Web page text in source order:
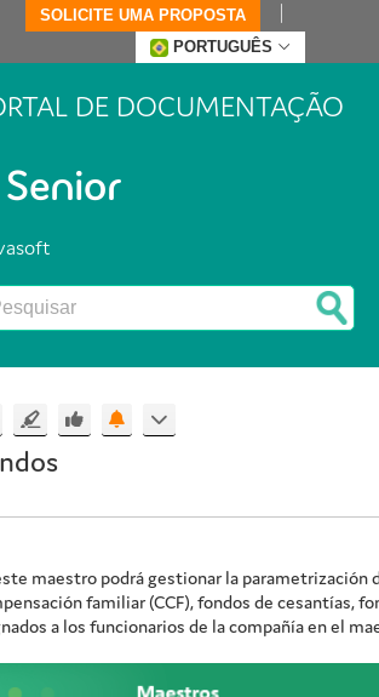
SOLICITE UMA PROPOSTA
PORTUGUÊS
DE DOCUMENTAÇÃO
maestro podrá gestionar la parametrización
familiar (CCF), fondos de cesantías,
a los funcionarios de la compañía en el